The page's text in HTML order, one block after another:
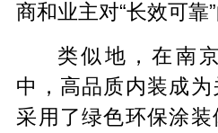
商和业主对“长效可靠
类似地，在南
中，高品质内装成
采用了绿色环保涂